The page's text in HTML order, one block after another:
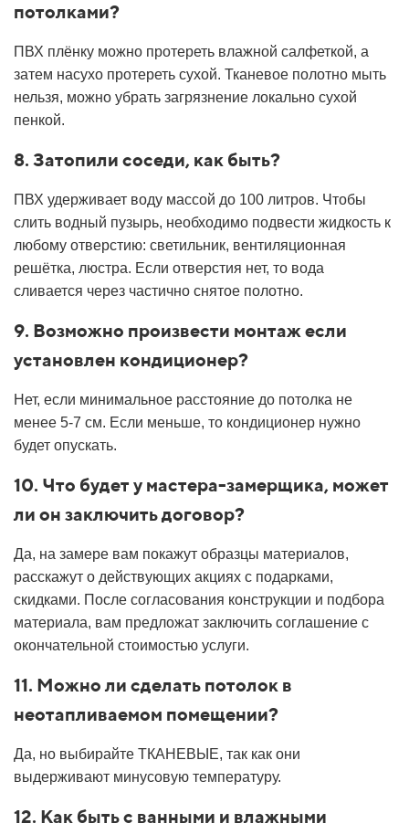
потолками?
ПВХ плёнку можно протереть влажной салфеткой, а
затем насухо протереть сухой. Тканевое полотно мыть
нельзя, можно убрать загрязнение локально сухой
пенкой.
8. Затопили соседи, как быть?
ПВХ удерживает воду массой до 100 литров. Чтобы
слить водный пузырь, необходимо подвести жидкость к
любому отверстию: светильник, вентиляционная
решётка, люстра. Если отверстия нет, то вода
сливается через частично снятое полотно.
9. Возможно произвести монтаж если
установлен кондиционер?
Нет, если минимальное расстояние до потолка не
менее 5-7 см. Если меньше, то кондиционер нужно
будет опускать.
10. Что будет у мастера-замерщика, может
ли он заключить договор?
Да, на замере вам покажут образцы материалов,
расскажут о действующих акциях с подарками,
скидками. После согласования конструкции и подбора
материала, вам предложат заключить соглашение с
окончательной стоимостью услуги.
11. Можно ли сделать потолок в
неотапливаемом помещении?
Да, но выбирайте ТКАНЕВЫЕ, так как они
выдерживают минусовую температуру.
12. Как быть с ванными и влажными